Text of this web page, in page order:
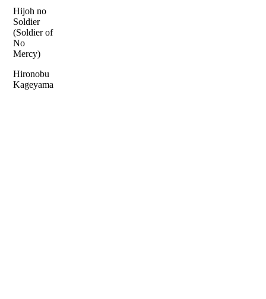
Hijoh no
Soldier
(Soldier of
No
Mercy)
Hironobu
Kageyama